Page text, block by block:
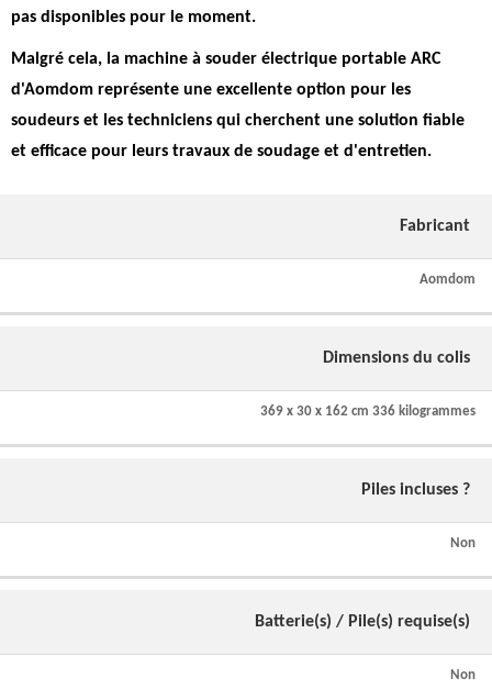
pas disponibles pour le moment.
Malgré cela, la machine à souder électrique portable ARC
d'Aomdom représente une excellente option pour les
soudeurs et les techniciens qui cherchent une solution fiable
et efficace pour leurs travaux de soudage et d'entretien.
Fabricant
Aomdom
Dimensions du colis
369 x 30 x 162 cm 336 kilogrammes
Piles incluses ?
Non
Batterie(s) / Pile(s) requise(s)
Non